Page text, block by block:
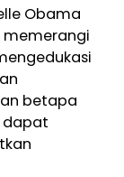
Obama
memerangi
betapa
dapat